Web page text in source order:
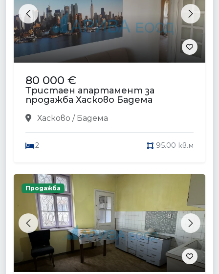
Previous Next
80 000 €
Тристаен апартамент за
продажба Хасково Бадема
Хасково / Бадема
2 95.00 кв.м
Previous Next
Продажба